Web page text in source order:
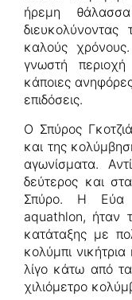
ήρεμη
καλούς
γνωστή
κάποιες
επιδόσεις.
Ο Σπύρος
και της
αγωνίσματα.
δεύτερος και
Σπύρο. Η Εύα
aquathlon, ήταν
κατάταξης με
κολύμπι
λίγο κάτω από
χιλιόμετρο